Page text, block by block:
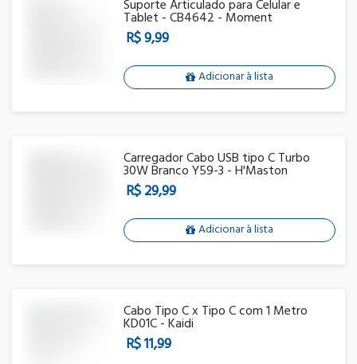
Suporte Articulado para Celular e
Tablet - CB4642 - Moment
R$ 9,99
Adicionar à lista
Carregador Cabo USB tipo C Turbo
30W Branco Y59-3 - H'Maston
R$ 29,99
Adicionar à lista
Cabo Tipo C x Tipo C com 1 Metro
KD01C - Kaidi
R$ 11,99